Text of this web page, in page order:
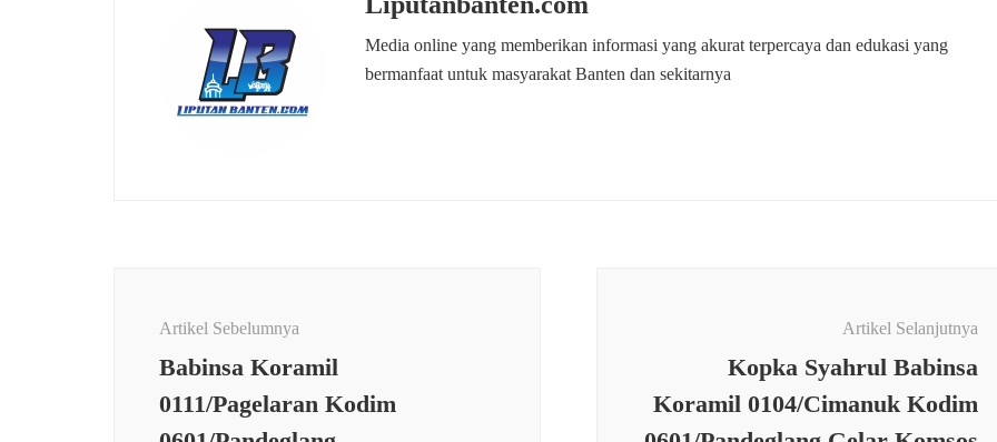
Media online yang memberikan informasi yang akurat terpercaya dan edukasi yang
bermanfaat untuk masyarakat Banten dan sekitarnya
Artikel Sebelumnya
Babinsa Koramil
0111/Pagelaran Kodim
Artikel Selanjutnya
Kopka Syahrul Babinsa
Koramil 0104/Cimanuk Kodim